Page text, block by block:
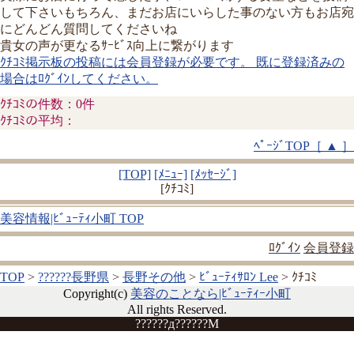
して下さいもちろん、まだお店にいらした事のない方もお店宛
にどんどん質問してくださいね
貴女の声が更なるｻｰﾋﾞｽ向上に繋がります
ｸﾁｺﾐ掲示板の投稿には会員登録が必要です。 既に登録済みの
場合はﾛｸﾞｲﾝしてください。
ｸﾁｺﾐの件数：0件
ｸﾁｺﾐの平均：
ﾍﾟｰｼﾞTOP［ ▲ ］
[TOP] [ﾒﾆｭｰ] [ﾒｯｾｰｼﾞ]
[ｸﾁｺﾐ]
美容情報|ﾋﾞｭｰﾃｨ小町 TOP
ﾛｸﾞｲﾝ 会員登録
TOP > ??????長野県 > 長野その他 > ﾋﾞｭｰﾃｨｻﾛﾝ Lee > ｸﾁｺﾐ
Copyright(c) 美容のことなら|ﾋﾞｭｰﾃｨｰ小町
All rights Reserved.
??????д??????M